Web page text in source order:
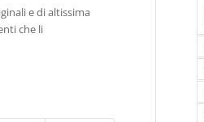
e di altissima
che li